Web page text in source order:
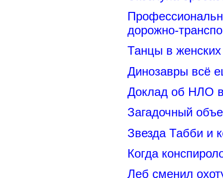
дорожно-
Танцы в женских
Динозавры всё
Доклад об НЛО
Загадочный
Звезда Табби и
Когда
Леб сменил